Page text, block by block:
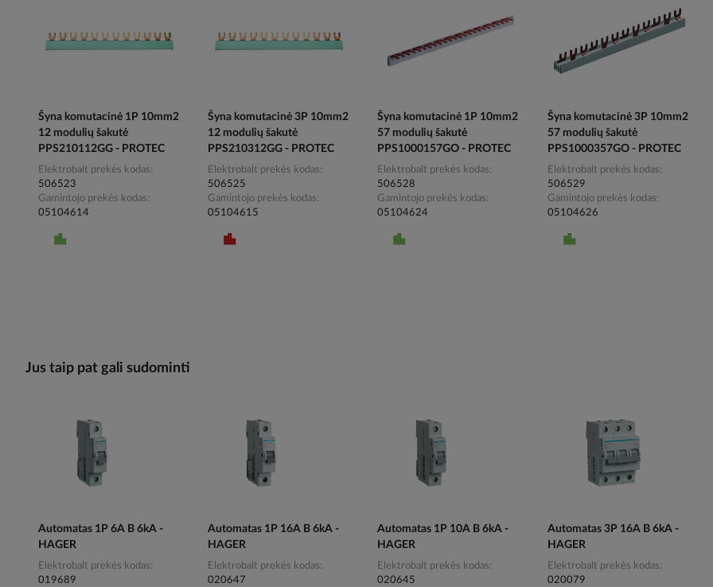
Šyna komutacinė 1P 10mm2
12 modulių šakutė
PPS210112GG - PROTEC
Elektrobalt prekės kodas
506523
Gamintojo prekės kodas
05104614
Šyna komutacinė 3P 10mm2
12 modulių šakutė
PPS210312GG - PROTEC
Elektrobalt prekės kodas
506525
Gamintojo prekės kodas
05104615
Šyna komutacinė 1P 10mm2
57 modulių šakutė
PPS1000157GO - PROTEC
Elektrobalt prekės kodas
506528
Gamintojo prekės kodas
05104624
Šyna komutacinė 3P 10mm2
57 modulių šakutė
PPS1000357GO - PROTEC
Elektrobalt prekės kodas
506529
Gamintojo prekės kodas
05104626
Jus taip pat gali sudominti
Automatas 1P 6A B 6kA -
HAGER
Elektrobalt prekės kodas
019689
Automatas 1P 16A B 6kA -
HAGER
Elektrobalt prekės kodas
020647
Automatas 1P 10A B 6kA -
HAGER
Elektrobalt prekės kodas
020645
Automatas 3P 16A B 6kA -
HAGER
Elektrobalt prekės kodas
020079